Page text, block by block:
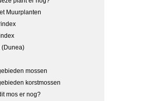
Muurplanten
(Dunea)
mossen
korstmossen
mos er nog?